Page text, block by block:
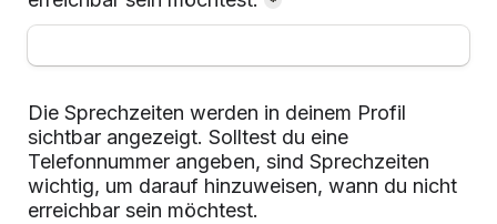
Die Sprechzeiten werden in deinem Profil
sichtbar angezeigt. Solltest du eine
Telefonnummer angeben, sind Sprechzeiten
wichtig, um darauf hinzuweisen, wann du nicht
erreichbar sein möchtest.